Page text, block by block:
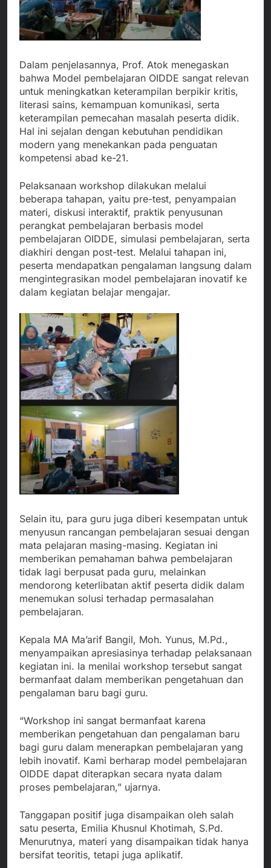
Dalam penjelasannya, Prof. Atok menegaskan
bahwa Model pembelajaran OIDDE sangat relevan
untuk meningkatkan keterampilan berpikir kritis,
literasi sains, kemampuan komunikasi, serta
keterampilan pemecahan masalah peserta didik.
Hal ini sejalan dengan kebutuhan pendidikan
modern yang menekankan pada penguatan
kompetensi abad ke-21.
Pelaksanaan workshop dilakukan melalui
beberapa tahapan, yaitu pre-test, penyampaian
materi, diskusi interaktif, praktik penyusunan
perangkat pembelajaran berbasis model
pembelajaran OIDDE, simulasi pembelajaran, serta
diakhiri dengan post-test. Melalui tahapan ini,
peserta mendapatkan pengalaman langsung dalam
mengintegrasikan model pembelajaran inovatif ke
dalam kegiatan belajar mengajar.
Selain itu, para guru juga diberi kesempatan untuk
menyusun rancangan pembelajaran sesuai dengan
mata pelajaran masing-masing. Kegiatan ini
memberikan pemahaman bahwa pembelajaran
tidak lagi berpusat pada guru, melainkan
mendorong keterlibatan aktif peserta didik dalam
menemukan solusi terhadap permasalahan
pembelajaran.
Kepala MA Ma’arif Bangil, Moh. Yunus, M.Pd.,
menyampaikan apresiasinya terhadap pelaksanaan
kegiatan ini. Ia menilai workshop tersebut sangat
bermanfaat dalam memberikan pengetahuan dan
pengalaman baru bagi guru.
“Workshop ini sangat bermanfaat karena
memberikan pengetahuan dan pengalaman baru
bagi guru dalam menerapkan pembelajaran yang
lebih inovatif. Kami berharap model pembelajaran
OIDDE dapat diterapkan secara nyata dalam
proses pembelajaran,” ujarnya.
Tanggapan positif juga disampaikan oleh salah
satu peserta, Emilia Khusnul Khotimah, S.Pd.
Menurutnya, materi yang disampaikan tidak hanya
bersifat teoritis, tetapi juga aplikatif.